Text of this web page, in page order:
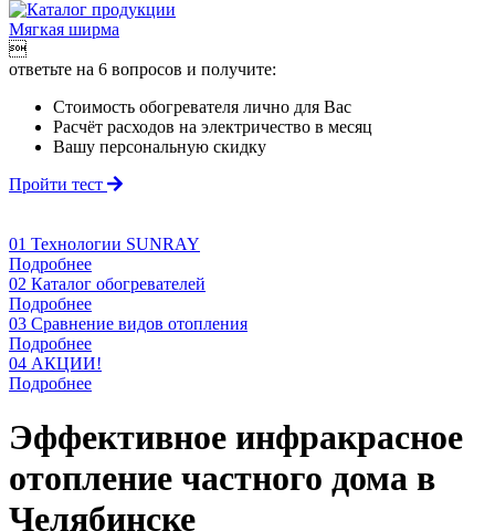
Мягкая ширма

ответьте на 6 вопросов и получите:
Стоимость обогревателя лично для Вас
Расчёт расходов на электричество в месяц
Вашу персональную скидку
Пройти тест
01 Технологии SUNRAY
Подробнее
02 Каталог обогревателей
Подробнее
03 Сравнение видов отопления
Подробнее
04 АКЦИИ!
Подробнее
Эффективное инфракрасное
отопление частного дома в
Челябинске